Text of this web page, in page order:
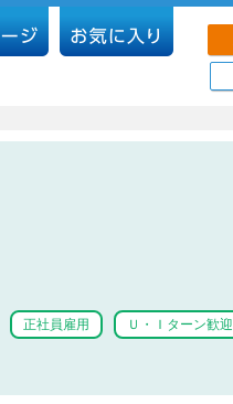
正社員雇用 Ｕ・Ｉターン歓迎